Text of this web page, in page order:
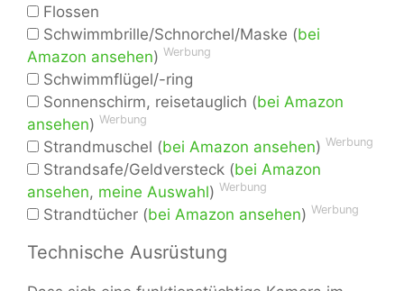
Flossen
Schwimmbrille/Schnorchel/Maske (bei
Amazon ansehen) Werbung
Schwimmflügel/-ring
Sonnenschirm, reisetauglich (bei Amazon
ansehen) Werbung
Strandmuschel (bei Amazon ansehen) Werbung
Strandsafe/Geldversteck (bei Amazon
ansehen, meine Auswahl) Werbung
Strandtücher (bei Amazon ansehen) Werbung
Technische Ausrüstung